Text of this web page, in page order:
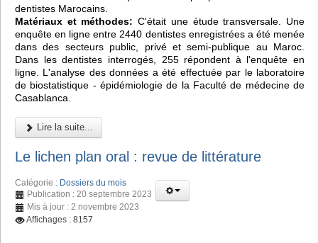
dentistes Marocains.
Matériaux et méthodes: C'était une étude transversale. Une
enquête en ligne entre 2440 dentistes enregistrées a été menée
dans des secteurs public, privé et semi-publique au Maroc.
Dans les dentistes interrogés, 255 répondent à l'enquête en
ligne. L'analyse des données a été effectuée par le laboratoire
de biostatistique - épidémiologie de la Faculté de médecine de
Casablanca.
Lire la suite...
Le lichen plan oral : revue de littérature
Catégorie : Dossiers du mois
Publication : 20 septembre 2023
Mis à jour : 2 novembre 2023
Affichages : 8157